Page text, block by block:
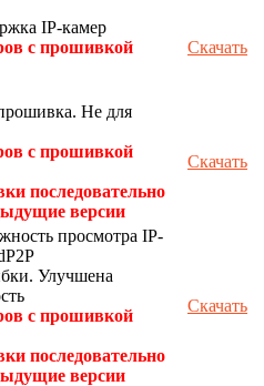
IP-камер
с прошивкой
Скачать
Не для
с прошивкой
последовательно
версии
Скачать
просмотра IP-
Улучшена
с прошивкой
последовательно
версии
Скачать